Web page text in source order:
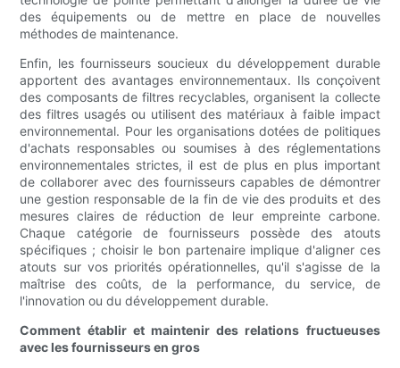
des équipements ou de mettre en place de nouvelles
méthodes de maintenance.
Enfin, les fournisseurs soucieux du développement durable
apportent des avantages environnementaux. Ils conçoivent
des composants de filtres recyclables, organisent la collecte
des filtres usagés ou utilisent des matériaux à faible impact
environnemental. Pour les organisations dotées de politiques
d'achats responsables ou soumises à des réglementations
environnementales strictes, il est de plus en plus important
de collaborer avec des fournisseurs capables de démontrer
une gestion responsable de la fin de vie des produits et des
mesures claires de réduction de leur empreinte carbone.
Chaque catégorie de fournisseurs possède des atouts
spécifiques ; choisir le bon partenaire implique d'aligner ces
atouts sur vos priorités opérationnelles, qu'il s'agisse de la
maîtrise des coûts, de la performance, du service, de
l'innovation ou du développement durable.
Comment établir et maintenir des relations fructueuses
avec les fournisseurs en gros